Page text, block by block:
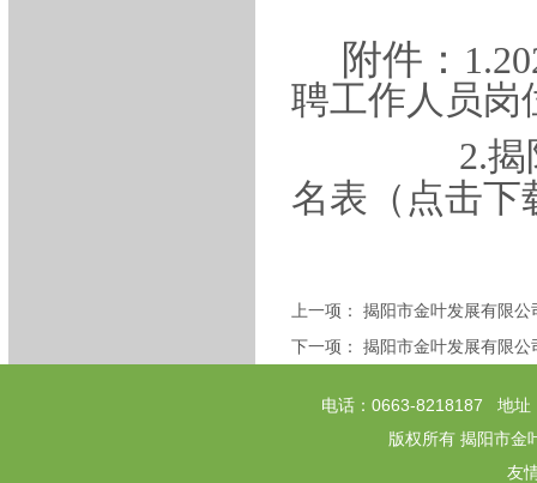
附件：
聘工作人员岗
2.
名表（点击下
上一项： 揭阳市金叶发展有限公
下一项： 揭阳市金叶发展有限公
电话：0663-8218187 地址
版权所有 揭阳市
友